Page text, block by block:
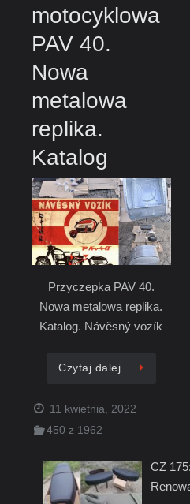
motocyklowa
PAV 40.
Nowa
metalowa
replika.
Katalog
Przyczepka PAV 40.
Nowa metalowa replika.
Katalog. Návěsný vozík
Czytaj dalej…
11 kwietnia, 2022
450 z 1962
CZ